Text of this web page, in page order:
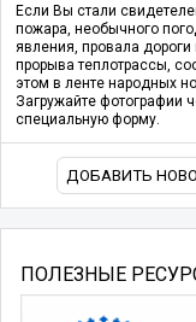
Если Вы стали
пожара, необычного
явления, провала дороги
прорыва теплотрассы,
этом в ленте народных
Загружайте фотографии
специальную форму.
ДОБАВИТЬ
ПОЛЕЗНЫЕ